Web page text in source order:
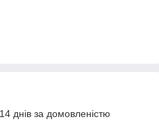
днів за домовленістю